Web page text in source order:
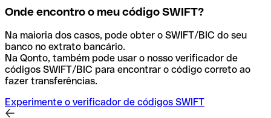
Onde encontro o meu código SWIFT?
Na maioria dos casos, pode obter o SWIFT/BIC do seu
banco no extrato bancário.
Na Qonto, também pode usar o nosso verificador de
códigos SWIFT/BIC para encontrar o código correto ao
fazer transferências.
Experimente o verificador de códigos SWIFT